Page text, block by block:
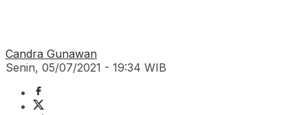
Candra Gunawan
Senin, 05/07/2021 - 19:34 WIB